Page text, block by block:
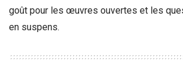
goût pour les œuvres ouvertes et les
en suspens.